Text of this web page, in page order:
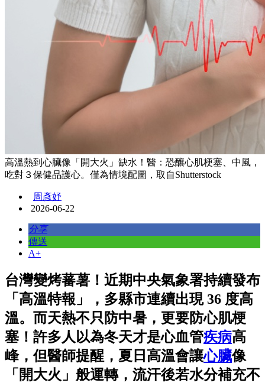
高溫熱到心臟像「開大火」缺水！醫：恐釀心肌梗塞、中風，
吃對３保健品護心。僅為情境配圖，取自Shutterstock
周彥妤
2026-06-22
分享
傳送
A+
台灣變烤蕃薯！近期中央氣象署持續發布
「高溫特報」，多縣市連續出現 36 度高
溫。而天熱不只防中暑，更要防心肌梗
塞！許多人以為冬天才是心血管疾病高
峰，但醫師提醒，夏日高溫會讓心臟像
「開大火」般運轉，流汗後若水分補充不